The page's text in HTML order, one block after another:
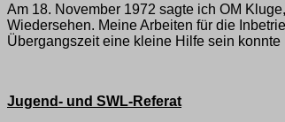
Am 18. November 1972 sagte ich OM
Wiedersehen. Meine Arbeiten für die
Übergangszeit eine kleine Hilfe sein konnte
Jugend- und SWL-Referat